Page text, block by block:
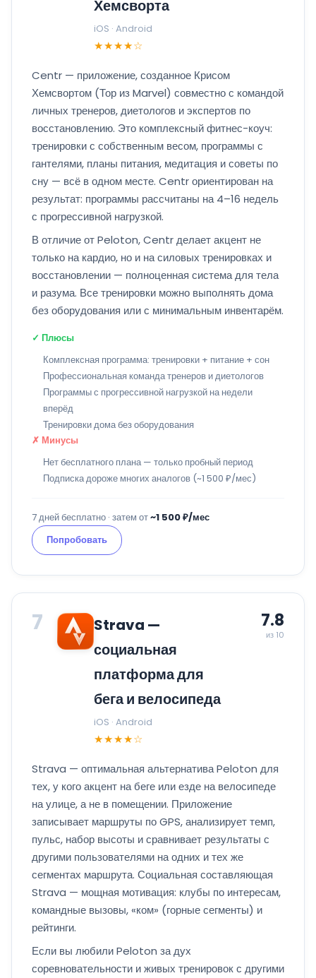
Хемсворта
iOS · Android
★★★★☆
Centr — приложение, созданное Крисом
Хемсвортом (Тор из Marvel) совместно с командой
личных тренеров, диетологов и экспертов по
восстановлению. Это комплексный фитнес-коуч:
тренировки с собственным весом, программы с
гантелями, планы питания, медитация и советы по
сну — всё в одном месте. Centr ориентирован на
результат: программы рассчитаны на 4–16 недель
с прогрессивной нагрузкой.
В отличие от Peloton, Centr делает акцент не
только на кардио, но и на силовых тренировках и
восстановлении — полноценная система для тела
и разума. Все тренировки можно выполнять дома
без оборудования или с минимальным инвентарём.
✓ Плюсы
Комплексная программа: тренировки + питание + сон
Профессиональная команда тренеров и диетологов
Программы с прогрессивной нагрузкой на недели
вперёд
Тренировки дома без оборудования
✗ Минусы
Нет бесплатного плана — только пробный период
Подписка дороже многих аналогов (~1 500 ₽/мес)
7 дней бесплатно · затем от~1 500 ₽/мес
Попробовать
7
Strava —
социальная
платформа для
бега и велосипеда
iOS · Android
★★★★☆
7.8
из 10
Strava — оптимальная альтернатива Peloton для
тех, у кого акцент на беге или езде на велосипеде
на улице, а не в помещении. Приложение
записывает маршруты по GPS, анализирует темп,
пульс, набор высоты и сравнивает результаты с
другими пользователями на одних и тех же
сегментах маршрута. Социальная составляющая
Strava — мощная мотивация: клубы по интересам,
командные вызовы, «ком» (горные сегменты) и
рейтинги.
Если вы любили Peloton за дух
соревновательности и живых тренировок с другими